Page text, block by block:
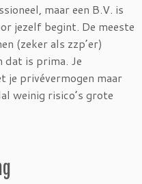
maar een B.V. is
jezelf begint. De meeste
(zeker als zzp’er)
dat is prima. Je
je privévermogen maar
weinig risico’s grote